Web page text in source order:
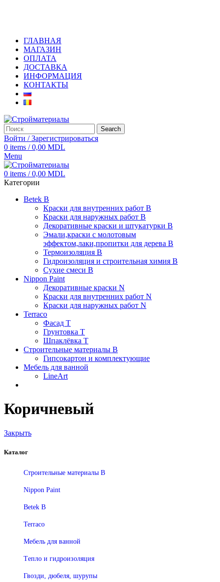
ГЛАВНАЯ
МАГАЗИН
ОПЛАТА
ДОСТАВКА
ИНФОРМАЦИЯ
КОНТАКТЫ
Search
Войти / Зарегистрироваться
0 items / 0,00 MDL
Menu
0 items / 0,00 MDL
Категории
Betek B
Краски для внутренних работ B
Краски для наружных работ B
Декоративные краски и штукатурки В
Эмали,краски с молотовым
эффектом,лаки,пропитки для дерева В
Термоизоляция В
Гидроизоляция и строительная химия В
Сухие смеси B
Nippon Paint
Декоративные краски N
Краски для внутренних работ N
Краски для наружных работ N
Terraco
Фасад Т
Грунтовка T
Шпаклёвка T
Строительные материалы В
Гипсокартон и комплектующие
Мебель для ванной
LineArt
Коричневый
Закрыть
Каталог
Строительные материалы В
Nippon Paint
Betek B
Terraco
Мебель для ванной
Tепло и гидроизоляция
Гвозди, дюбеля, шурупы